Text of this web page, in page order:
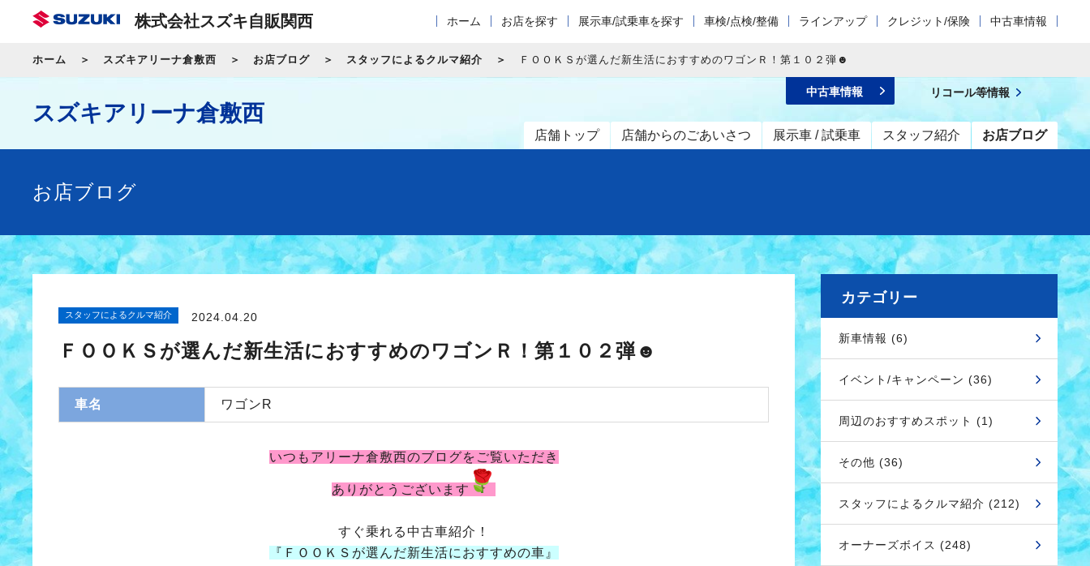
株式会社スズキ自販関西 ホーム お店を探す 展示車/試乗車を探す 車検/点検/整備 ラインアップ クレジット/保険 中古車情報
ホーム スズキアリーナ倉敷西 お店ブログ スタッフによるクルマ紹介 ＦＯＯＫＳが選んだ新生活におすすめのワゴンＲ！第１０２弾☻
スズキアリーナ倉敷西
店舗トップ 店舗からのごあいさつ 展示車 / 試乗車 スタッフ紹介 お店ブログ
中古車情報 リコール等情報
お店ブログ
スタッフによるクルマ紹介 2024.04.20
ＦＯＯＫＳが選んだ新生活におすすめのワゴンＲ！第１０２弾☻
車名 ワゴンR
いつもアリーナ倉敷西のブログをご覧いただき
ありがとうございます
すぐ乗れる中古車紹介！
『ＦＯＯＫＳが選んだ新生活におすすめの車』
カテゴリー
新車情報 (6)
イベント/キャンペーン (36)
周辺のおすすめスポット (1)
その他 (36)
スタッフによるクルマ紹介 (212)
オーナーズボイス (248)